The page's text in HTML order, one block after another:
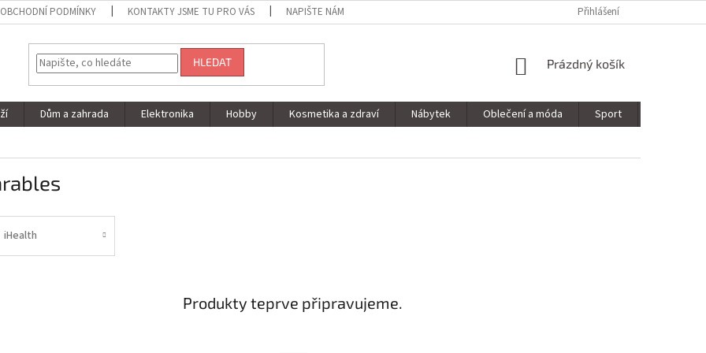
OBCHODNÍ PODMÍNKY KONTAKTY JSME TU PRO VÁS NAPIŠTE NÁM Přihlášení
HLEDAT
NÁKUPNÍ
Prázdný košík
Dům a zahrada Elektronika Hobby Kosmetika a zdraví Nábytek Oblečení a móda Sport
iHealth
Produkty teprve připravujeme.